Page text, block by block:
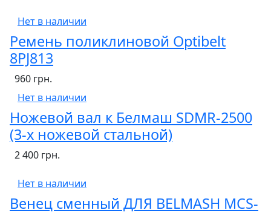
Нет в наличии
Ремень поликлиновой Optibelt
8PJ813
960 грн.
Нет в наличии
Ножевой вал к Белмаш SDMR-2500
(3-х ножевой стальной)
2 400 грн.
Нет в наличии
Венец сменный ДЛЯ BELMASH MCS-